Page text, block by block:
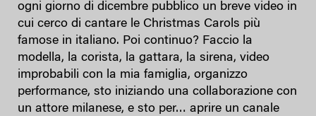
ogni giorno di dicembre pubblico un breve video in
cui cerco di cantare le Christmas Carols più
famose in italiano. Poi continuo? Faccio la
modella, la corista, la gattara, la sirena, video
improbabili con la mia famiglia, organizzo
performance, sto iniziando una collaborazione con
un attore milanese, e sto per… aprire un canale